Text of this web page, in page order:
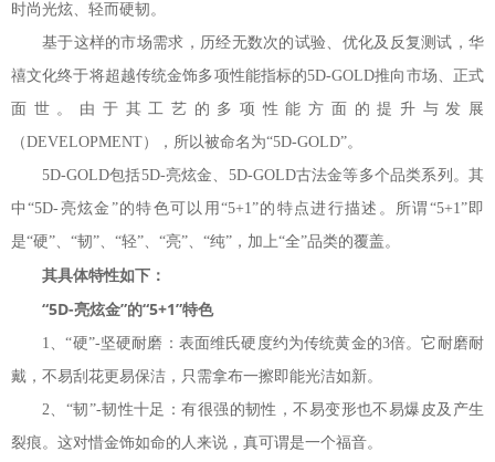
时尚光炫、轻而硬韧。
基于这样的市场需求，历经无数次的试验、优化及反复测试，华
禧文化终于将超越传统金饰多项性能指标的5D-GOLD推向市场、正式
面世。由于其工艺的多项性能方面的提升与发展
（DEVELOPMENT），所以被命名为“5D-GOLD”。
5D-GOLD包括5D-亮炫金、5D-GOLD古法金等多个品类系列。其
中“5D-亮炫金”的特色可以用“5+1”的特点进行描述。所谓“5+1”即
是“硬”、“韧”、“轻”、“亮”、“纯”，加上“全”品类的覆盖。
其具体特性如下：
“5D-亮炫金”的“5+1”特色
1、“硬”-坚硬耐磨：表面维氏硬度约为传统黄金的3倍。它耐磨耐
戴，不易刮花更易保洁，只需拿布一擦即能光洁如新。
2、“韧”-韧性十足：有很强的韧性，不易变形也不易爆皮及产生
裂痕。这对惜金饰如命的人来说，真可谓是一个福音。